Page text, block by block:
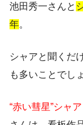
池田秀一さんと
年。
シャアと聞くだ
も多いことでし
“赤い彗星”シャ